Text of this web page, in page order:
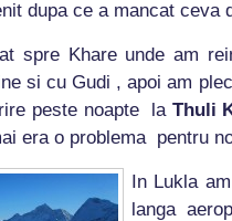
dupa ce a mancat ceva
spre Khare unde am
si cu Gudi , apoi am
peste noapte la Thuli
era o problema pentru
In Lukla
langa